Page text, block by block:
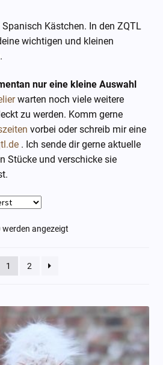
Diosas
Chingones
Encargos
Gutschein
Über mich
Kontakt
Kästchen. In den ZQTL
wichtigen und kleinen
nur eine kleine Auswahl
warten noch viele weitere
zu werden. Komm gerne
vorbei oder schreib mir eine
. Ich sende dir gerne aktuelle
Stücke und verschicke sie
werden angezeigt
1 2